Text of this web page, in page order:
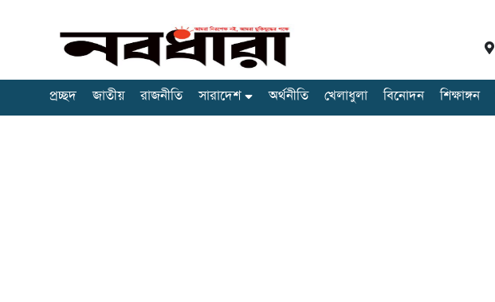
প্রচ্ছদ জাতীয় রাজনীতি সারাদেশ অর্থনীতি খেলাধুলা বিনোদন শিক্ষাঙ্গন